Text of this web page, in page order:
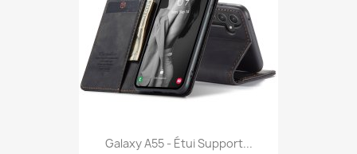
Galaxy A55 - Étui Support...